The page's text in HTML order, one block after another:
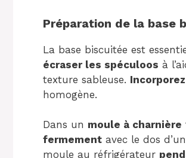
Préparation de la base
La base biscuitée est
écraser les spéculoos à
texture sableuse.
homogène.
Dans un moule à charnière
fermement avec le dos
moule au réfrigérateur